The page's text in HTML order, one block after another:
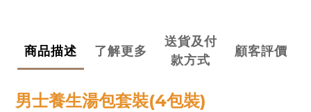
商品描述 了解更多
送貨及付
款方式
顧客評價
男士養生湯包套裝(4包裝)